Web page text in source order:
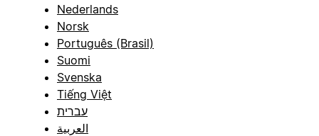
Nederlands
Norsk
Português (Brasil)
Suomi
Svenska
Tiếng Việt
עברית
العربية